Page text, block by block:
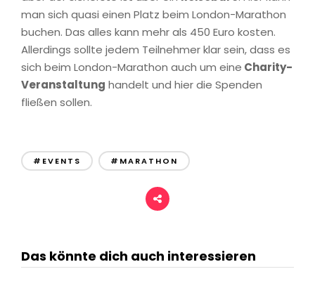
man sich quasi einen Platz beim London-Marathon
buchen. Das alles kann mehr als 450 Euro kosten.
Allerdings sollte jedem Teilnehmer klar sein, dass es
sich beim London-Marathon auch um eine Charity-
Veranstaltung handelt und hier die Spenden
fließen sollen.
#EVENTS #MARATHON
Das könnte dich auch interessieren